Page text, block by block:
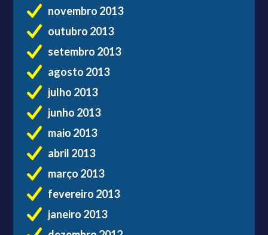
novembro 2013
outubro 2013
setembro 2013
agosto 2013
julho 2013
junho 2013
maio 2013
abril 2013
março 2013
fevereiro 2013
janeiro 2013